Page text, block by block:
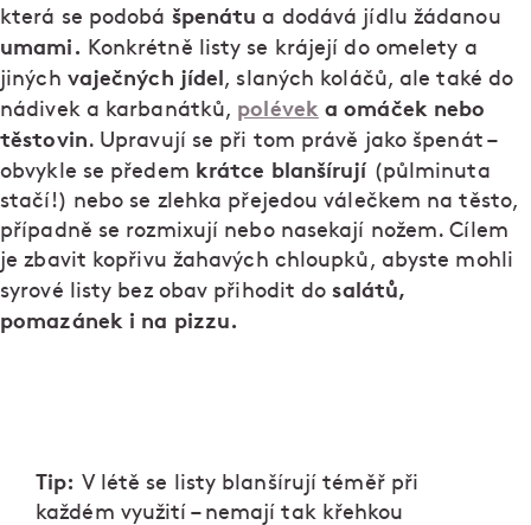
která se podobá špenátua dodává jídlu žádanou
umami. Konkrétně listy se krájejí do omelety a
jiných vaječných jídel, slaných koláčů, ale také do
nádivek a karbanátků, polévek a omáček nebo
těstovin. Upravují se při tom právě jako špenát –
obvykle se předem krátce blanšírují (půlminuta
stačí!) nebo se zlehka přejedou válečkem na těsto,
případně se rozmixují nebo nasekají nožem. Cílem
je zbavit kopřivu žahavých chloupků, abyste mohli
syrové listy bez obav přihodit dosalátů,
pomazánek i na pizzu.
Tip: V létě se listy blanšírují téměř při
každém využití – nemají tak křehkou